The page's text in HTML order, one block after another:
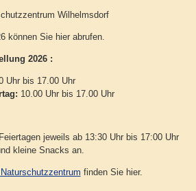
Wilhelmsdorf
können Sie hier abrufen.
2026 :
Uhr bis 17.00 Uhr
10.00 Uhr bis 17.00 Uhr
jeweils ab 13:30 Uhr bis 17:00 Uhr
kleine Snacks an.
finden Sie hier.